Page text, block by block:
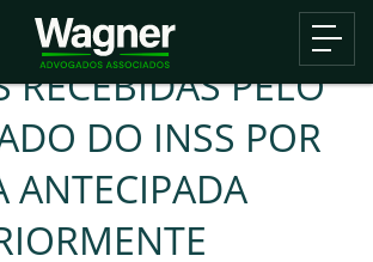
RECEBIDAS PELO
DO INSS POR
ANTECIPADA